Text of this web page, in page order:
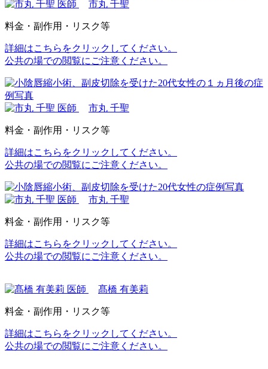
市丸 千聖
料金・副作用・リスク等
詳細はこちらをクリックしてください。
公共の場での閲覧にご注意ください。
市丸 千聖
料金・副作用・リスク等
詳細はこちらをクリックしてください。
公共の場での閲覧にご注意ください。
市丸 千聖
料金・副作用・リスク等
詳細はこちらをクリックしてください。
公共の場での閲覧にご注意ください。
髙橋 有美莉
料金・副作用・リスク等
詳細はこちらをクリックしてください。
公共の場での閲覧にご注意ください。